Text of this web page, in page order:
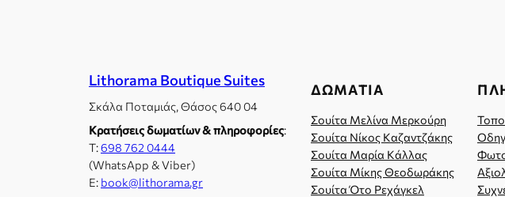
Lithorama Boutique Suites
Σκάλα Ποταμιάς, Θάσος 640 04
Κρατήσεις δωματίων & πληροφορίες:
Τ:698 762 0444
(WhatsApp & Viber)
E: book@lithorama.gr
ΔΩΜΆΤΙΑ
Σουίτα Μελίνα Μερκούρη
Σουίτα Νίκος Καζαντζάκης
Σουίτα Μαρία Κάλλας
Σουίτα Μίκης Θεοδωράκης
Σουίτα Ότο Ρεχάγκελ